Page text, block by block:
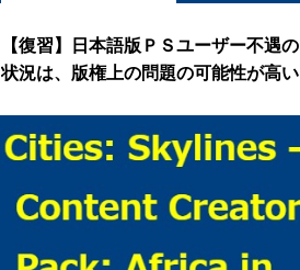
【復習】日本語版ＰＳユーザー不遇の
状況は、版権上の問題の可能性が高い